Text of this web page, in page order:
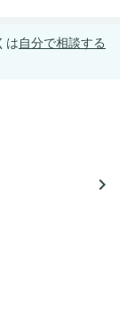
は自分で相談する
navigate_next